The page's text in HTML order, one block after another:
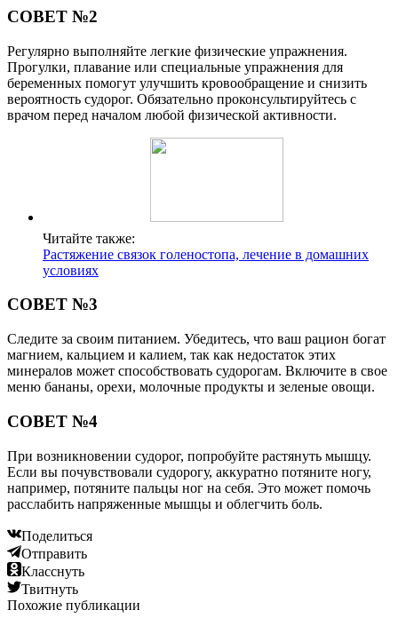
СОВЕТ №2
Регулярно выполняйте легкие физические упражнения.
Прогулки, плавание или специальные упражнения для
беременных помогут улучшить кровообращение и снизить
вероятность судорог. Обязательно проконсультируйтесь с
врачом перед началом любой физической активности.
Читайте также:
Растяжение связок голеностопа, лечение в домашних
условиях
СОВЕТ №3
Следите за своим питанием. Убедитесь, что ваш рацион богат
магнием, кальцием и калием, так как недостаток этих
минералов может способствовать судорогам. Включите в свое
меню бананы, орехи, молочные продукты и зеленые овощи.
СОВЕТ №4
При возникновении судорог, попробуйте растянуть мышцу.
Если вы почувствовали судорогу, аккуратно потяните ногу,
например, потяните пальцы ног на себя. Это может помочь
расслабить напряженные мышцы и облегчить боль.
Поделиться
Отправить
Класснуть
Твитнуть
Похожие публикации